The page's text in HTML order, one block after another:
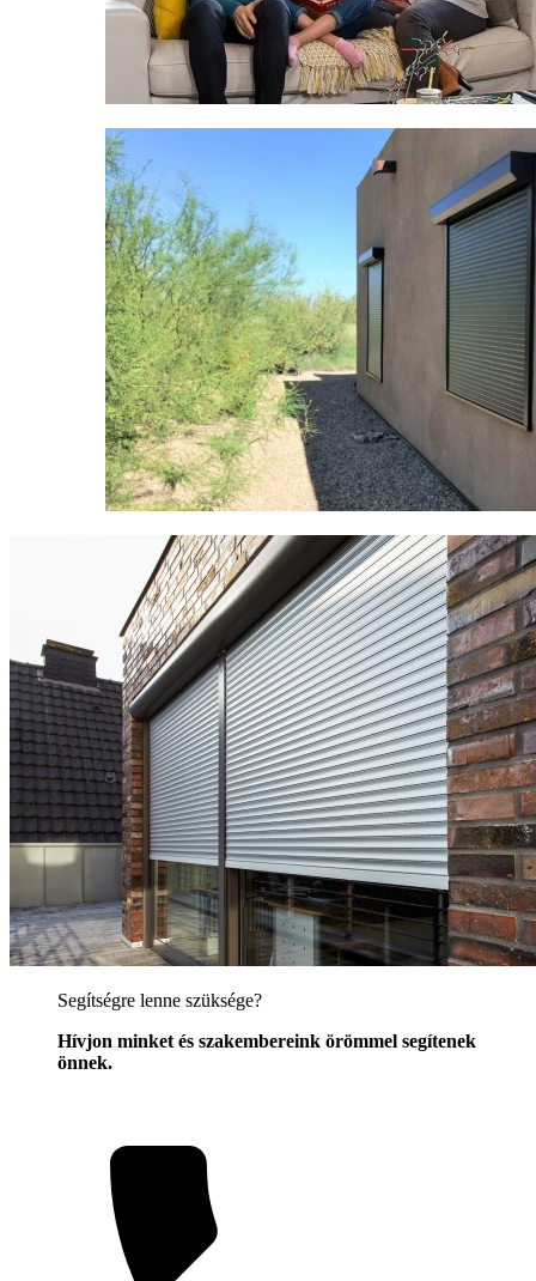
Segítségre lenne szüksége?
Hívjon minket és szakembereink örömmel segítenek
önnek.